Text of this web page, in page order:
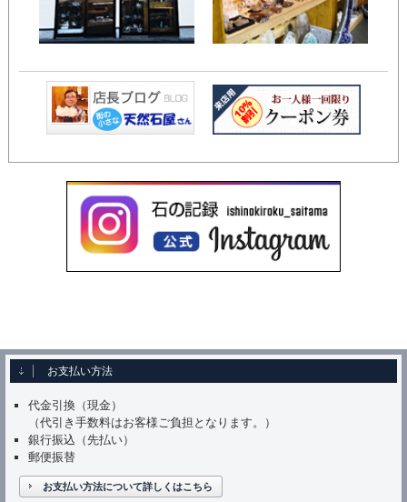
お支払い方法
代金引換（現金）
（代引き手数料はお客様ご負担となります。）
銀行振込（先払い）
郵便振替
お支払い方法について詳しくはこちら